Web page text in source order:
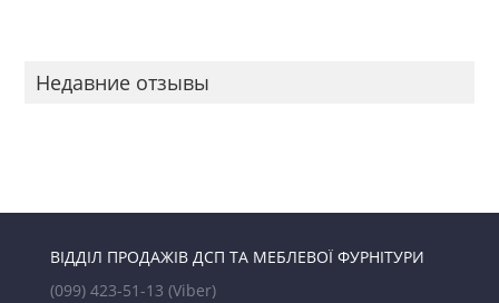
Недавние отзывы
ВІДДІЛ ПРОДАЖІВ ДСП ТА МЕБЛЕВОЇ ФУРНІТУРИ
(099) 423-51-13 (Viber)